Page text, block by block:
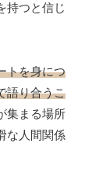
持つと信じ
トを身につ
語り合うこ
集まる場所
な人間関係